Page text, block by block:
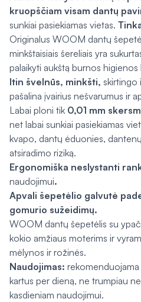
kruopščiam visam dantų
sunkiai pasiekiamas vietas.
Originalus WOOM dantų
minkštaisiais šereliais yra
palaikyti aukštą burnos higienos
Itin švelnūs, minkšti, skirtingo
pašalina įvairius nešvarumus ir
Labai ploni tik 0,01 mm
net labai sunkiai pasiekiamas
kvapo, dantų ėduonies,
atsiradimo riziką.
Ergonomiška neslystanti
naudojimui.
Apvali šepetėlio galvutė
gomurio sužeidimų.
WOOM dantų šepetėlis su
kokio amžiaus moterims ir
mėlynos ir rožinės.
Naudojimas:
kartus per dieną, ne trumpiau
kasdieniam naudojimui.